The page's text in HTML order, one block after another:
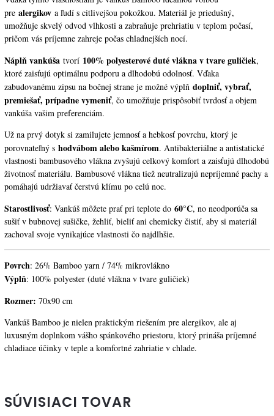
pre alergikov a ľudí s citlivejšou pokožkou. Materiál je priedušný,
umožňuje skvelý odvod vlhkosti a zabraňuje prehriatiu v teplom počasí,
pričom vás príjemne zahreje počas chladnejších nocí.
Náplň vankúša tvorí 100% polyesterové duté vlákna v tvare guličiek,
ktoré zaisťujú optimálnu podporu a dlhodobú odolnosť. Vďaka
zabudovanému zipsu na bočnej strane je možné výplň doplniť, vybrať,
premiešať, prípadne vymeniť, čo umožňuje prispôsobiť tvrdosť a objem
vankúša vašim preferenciám.
Už na prvý dotyk si zamilujete jemnosť a hebkosť povrchu, ktorý je
porovnateľný s hodvábom alebo kašmírom. Antibakteriálne a antistatické
vlastnosti bambusového vlákna zvyšujú celkový komfort a zaisťujú dlhodobú
životnosť materiálu. Bambusové vlákna tiež neutralizujú nepríjemné pachy a
pomáhajú udržiavať čerstvú klímu po celú noc.
Starostlivosť: Vankúš môžete prať pri teplote do 60°C, no neodporúča sa
sušiť v bubnovej sušičke, žehliť, bieliť ani chemicky čistiť, aby si materiál
zachoval svoje vynikajúce vlastnosti čo najdlhšie.
Povrch: 26% Bamboo yarn / 74% mikrovlákno
Výplň: 100% polyester (duté vlákna v tvare guličiek)
Rozmer: 70x90 cm
Vankúš Bamboo je nielen praktickým riešením pre alergikov, ale aj
luxusným doplnkom vášho spánkového priestoru, ktorý prináša príjemné
chladiace účinky v teple a komfortné zahriatie v chlade.
SÚVISIACI TOVAR